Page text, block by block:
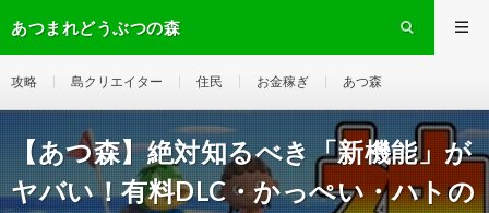
あつまれどうぶつの森
攻略 島クリエイター 住民 お金稼ぎ あつ森
【あつ森】絶対知るべき「新機能」が
ヤバい！有料DLC・かっぺい・ハトの